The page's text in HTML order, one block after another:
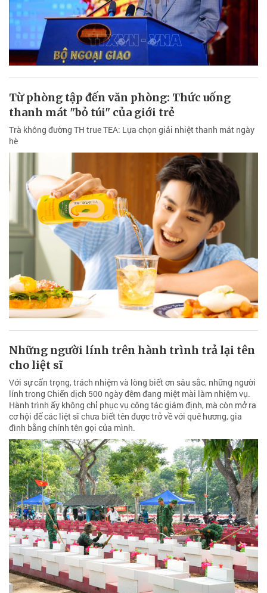
Từ phòng tập đến văn phòng: Thức uống
thanh mát "bỏ túi" của giới trẻ
Trà không đường TH true TEA: Lựa chọn giải nhiệt thanh mát ngày
hè
Những người lính trên hành trình trả lại tên
cho liệt sĩ
Với sự cẩn trọng, trách nhiệm và lòng biết ơn sâu sắc, những người
lính trong Chiến dịch 500 ngày đêm đang miệt mài làm nhiệm vụ.
Hành trình ấy không chỉ phục vụ công tác giám định, mà còn mở ra
cơ hội để các liệt sĩ chưa biết tên được trở về với quê hương, gia
đình bằng chính tên gọi của mình.